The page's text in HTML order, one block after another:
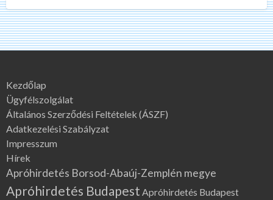
Kezdőlap
Ügyfélszolgálat
Általános Szerződési Feltételek (ÁSZF)
Adatkezelési Szabályzat
Impresszum
Hírek
Apróhirdetés Borsod-Abaúj-Zemplén megye
Apróhirdetés Budapest Apróhirdetés Budapest